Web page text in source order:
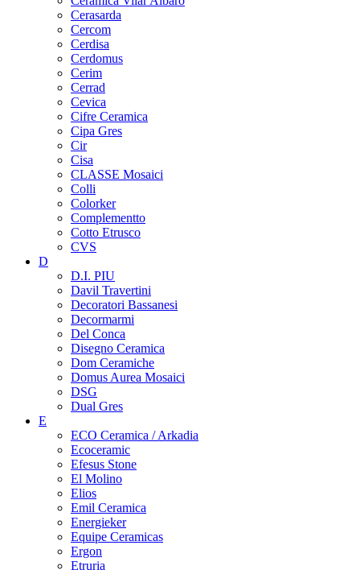
Cerasarda
Cercom
Cerdisa
Cerdomus
Cerim
Cerrad
Cevica
Cifre Ceramica
Cipa Gres
Cir
Cisa
CLASSE Mosaici
Colli
Colorker
Complementto
Cotto Etrusco
CVS
D
D.I. PIU
Davil Travertini
Decoratori Bassanesi
Decormarmi
Del Conca
Disegno Ceramica
Dom Ceramiche
Domus Aurea Mosaici
DSG
Dual Gres
E
ECO Ceramica / Arkadia
Ecoceramic
Efesus Stone
El Molino
Elios
Emil Ceramica
Energieker
Equipe Ceramicas
Ergon
Etruria